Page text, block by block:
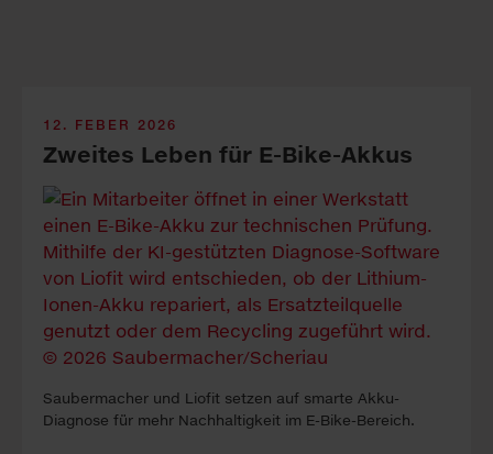
12. FEBER 2026
Zweites Leben für E-Bike-Akkus
Saubermacher und Liofit setzen auf smarte Akku-
Diagnose für mehr Nachhaltigkeit im E-Bike-Bereich.